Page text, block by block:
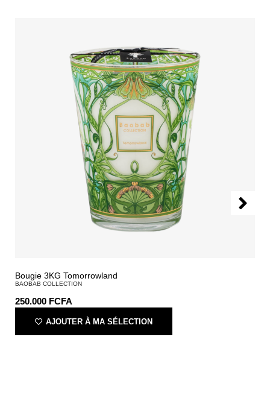
Bougie 3KG Tomorrowland
BAOBAB COLLECTION
250.000 FCFA
AJOUTER À MA SÉLECTION